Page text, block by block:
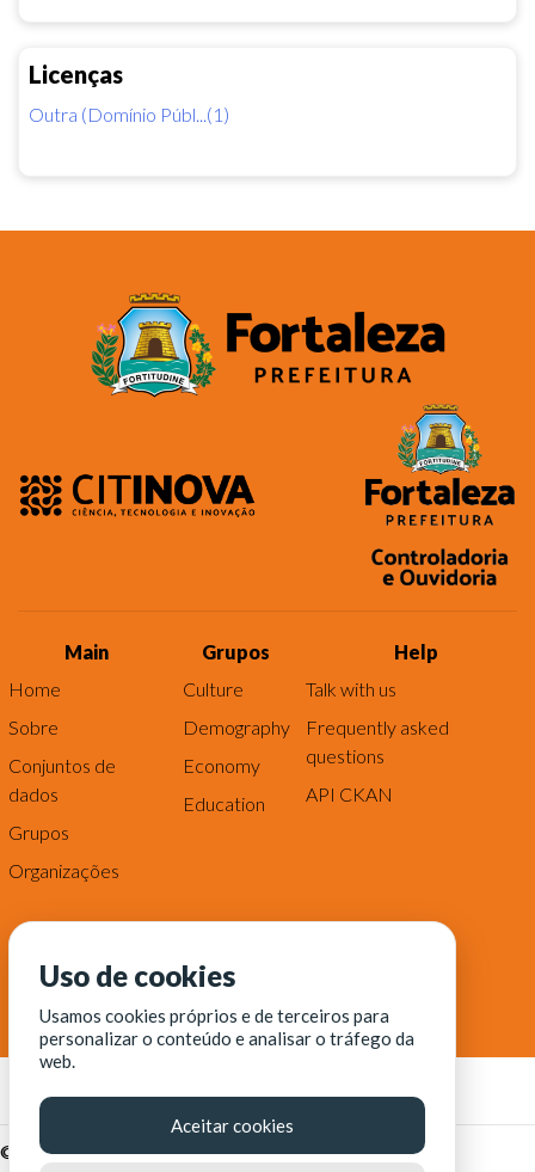
Licenças
Outra (Domínio Públ...(1)
Main
Home
Sobre
Conjuntos de
dados
Grupos
Organizações
Grupos
Culture
Demography
Economy
Education
Help
Talk with us
Frequently asked
questions
API CKAN
© Fortaleza Digital || CITINOVA - Fundação de Ciência,
Uso de cookies
Usamos cookies próprios e de terceiros para
personalizar o conteúdo e analisar o tráfego da
web.
Aceitar cookies